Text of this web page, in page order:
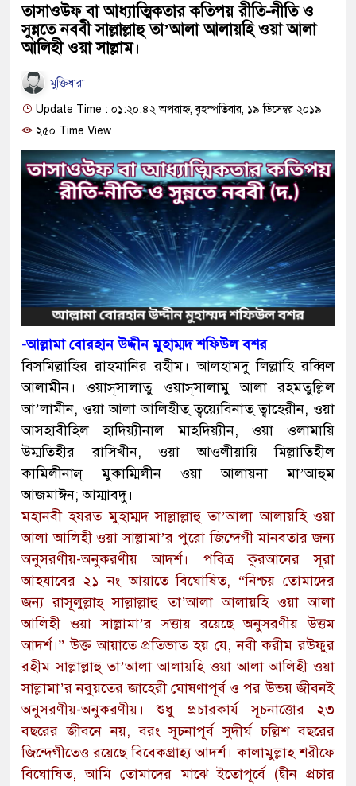
তাসাওউফ বা আধ্যাত্মিকতার কতিপয় রীতি-নীতি ও
সুন্নতে নববী সাল্লাল্লাহু তা’আলা আলায়হি ওয়া আলা
আলিহী ওয়া সাল্লাম।
মুক্তিধারা
Update Time : ০১:২০:৪২ অপরাহ্ন, বৃহস্পতিবার, ১৯ ডিসেম্বর ২০১৯
২৫০ Time View
-আল্লামা বোরহান উদ্দীন মুহাম্মদ শফিউল বশর
বিসমিল্লাহির রাহমানির রহীম।আলহামদু লিল্লাহি রব্বিল
আলামীন। ওয়াস্‌সালাতু ওয়াস্‌সালামু আলা রহমতুল্লিল
আ’লামীন, ওয়া আলা আলিহীত্‌ ত্বয়্যেবিনাত্‌ ত্বাহেরীন, ওয়া
আসহাবীহিল হাদিয়্যীনাল মাহদিয়্যীন, ওয়া ওলামায়ি
উম্মতিহীর রাসিখীন, ওয়া আওলীয়ায়ি মিল্লাতিহীল
কামিলীনাল্‌ মুকাম্মিলীন ওয়া আলায়না মা’আহুম
আজমাঈন; আম্মাবদু।
মহানবী হযরত মুহাম্মদ সাল্লাল্লাহু তা’আলা আলায়হি ওয়া
আলা আলিহী ওয়া সাল্লামা’র পুরো জিন্দেগী মানবতার জন্য
অনুসরণীয়-অনুকরণীয় আদর্শ। পবিত্র কুরআনের সূরা
আহযাবের ২১ নং আয়াতে বিঘোষিত, “নিশ্চয় তোমাদের
জন্য রাসূলুল্লাহ্‌ সাল্লাল্লাহু তা’আলা আলায়হি ওয়া আলা
আলিহী ওয়া সাল্লামা’র সত্তায় রয়েছে অনুসরণীয় উত্তম
আদর্শ।” উক্ত আয়াতে প্রতিভাত হয় যে, নবী করীম রউফুর
রহীম সাল্লাল্লাহু তা’আলা আলায়হি ওয়া আলা আলিহী ওয়া
সাল্লামা’র নবুয়তের জাহেরী ঘোষণাপূর্ব ও পর উভয় জীবনই
অনুসরণীয়-অনুকরণীয়। শুধু প্রচারকার্য সূচনাত্তোর ২৩
বছরের জীবনে নয়, বরং সূচনাপূর্ব সুদীর্ঘ চল্লিশ বছরের
জিন্দেগীতেও রয়েছে বিবেকগ্রাহ্য আদর্শ। কালামুল্লাহ শরীফে
বিঘোষিত, আমি তোমাদের মাঝে ইতোপূর্বে (দ্বীন প্রচার